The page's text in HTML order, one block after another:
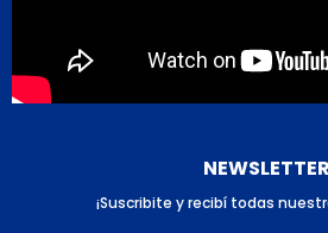
NEWSLETTER
¡Suscribite y recibí todas